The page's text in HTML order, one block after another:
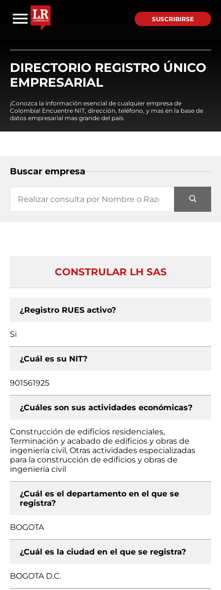
SUSCRIBIRSE
DIRECTORIO REGISTRO ÚNICO
EMPRESARIAL
¡Conozca la información esencial de cualquier empresa de
Colombia! Encuentre NIT, dirección, teléfono, y mas en la base de
datos empresarial mas grande del país.
Buscar empresa
CONSTRULAR LH SAS
¿Registro RUES activo?
Si
¿Cuál es su NIT?
901561925
¿Cuáles son sus actividades económicas?
Construcción de edificios residenciales,
Terminación y acabado de edificios y obras de
ingeniería civil, Otras actividades especializadas
para la construcción de edificios y obras de
ingeniería civil
¿Cuál es el departamento en el que se
registra?
BOGOTA
¿Cuál es la ciudad en el que se registra?
BOGOTA D.C.